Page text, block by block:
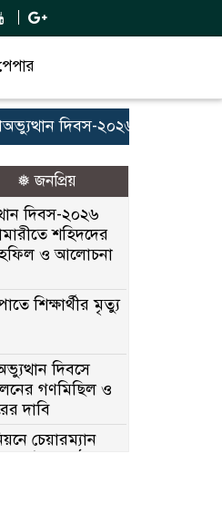
দিবস-২০২৬ উপলক্ষে
❅ জনপ্রিয়
দিবস-২০২৬
শহিদদের
ও আলোচনা
শিক্ষার্থীর মৃত্যু
দিবসে
গণমিছিল ও
দাবি
চেয়ারম্যান